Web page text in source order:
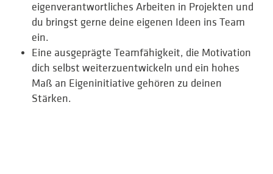
eigenverantwortliches Arbeiten in Projekten und
du bringst gerne deine eigenen Ideen ins Team
ein.
Eine ausgeprägte Teamfähigkeit, die Motivation
dich selbst weiterzuentwickeln und ein hohes
Maß an Eigeninitiative gehören zu deinen
Stärken.